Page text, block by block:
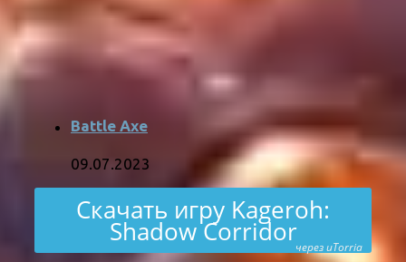
Battle Axe
09.07.2023
Скачать игру Kageroh:
Shadow Corridorчерез uTorria